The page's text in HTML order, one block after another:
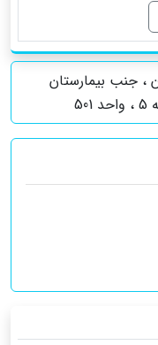
، جنب بیمارستان